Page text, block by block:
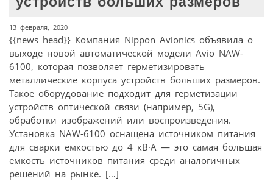
13 февраля, 2020
{{news_head}} Компания Nippon Avionics объявила о
выходе новой автоматической модели Avio NAW-
6100, которая позволяет герметизировать
металлические корпуса устройств больших размеров.
Такое оборудование подходит для герметизации
устройств оптической связи (например, 5G),
обработки изображений или воспроизведения.
Установка NAW-6100 оснащена источником питания
для сварки емкостью до 4 кВ·А — это самая большая
емкость источников питания среди аналогичных
решений на рынке. […]